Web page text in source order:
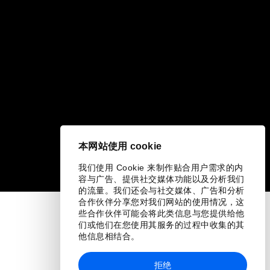
本网站使用 cookie
我们使用 Cookie 来制作贴合用户需求的内
容与广告、提供社交媒体功能以及分析我们
的流量。我们还会与社交媒体、广告和分析
合作伙伴分享您对我们网站的使用情况，这
些合作伙伴可能会将此类信息与您提供给他
们或他们在您使用其服务的过程中收集的其
他信息相结合。
拒绝